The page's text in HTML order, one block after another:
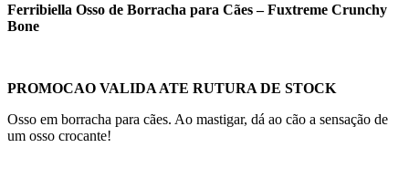
Ferribiella Osso de Borracha para Cães – Fuxtreme Crunchy
Bone
PROMOCAO VALIDA ATE RUTURA DE STOCK
Osso em borracha para cães. Ao mastigar, dá ao cão a sensação de
um osso crocante!